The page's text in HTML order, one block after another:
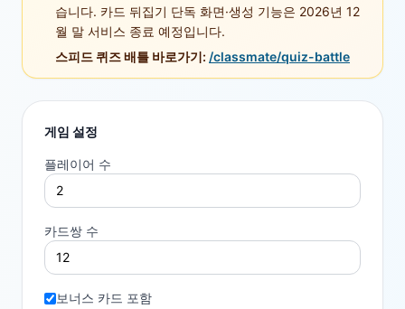
습니다. 카드 뒤집기 단독 화면·생성 기능은 2026년 12
월 말 서비스 종료 예정입니다.
스피드 퀴즈 배틀 바로가기: /classmate/quiz-battle
게임 설정
플레이어 수
카드쌍 수
보너스 카드 포함